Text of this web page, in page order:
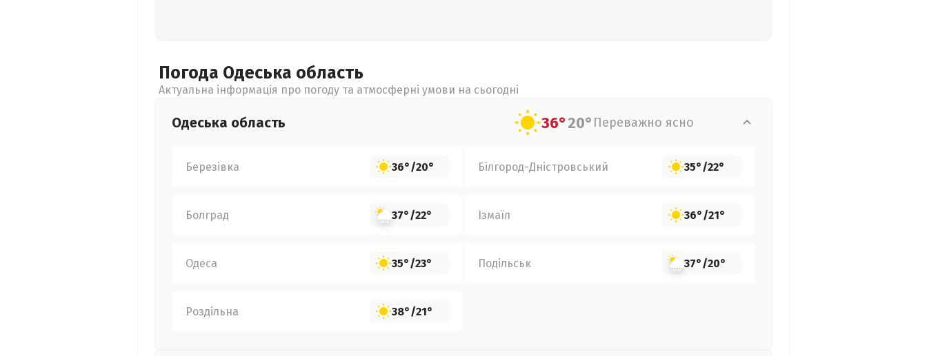
Погода Одеська область
Актуальна інформація про погоду та атмосферні умови на сьогодні
Одеська область 36°20° Переважно ясно
Березівка 36°/20° Білгород-Дністровський 35°/22°
Болград 37°/22° Ізмаїл 36°/21°
Одеса 35°/23° Подільськ 37°/20°
Роздільна 38°/21°